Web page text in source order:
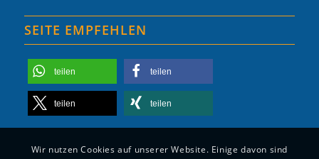
SEITE EMPFEHLEN
teilen teilen
teilen teilen
Wir nutzen Cookies auf unserer Website. Einige davon sind